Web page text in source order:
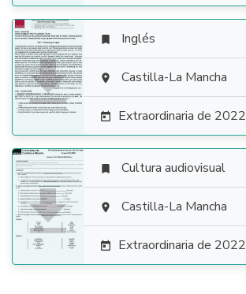

 Inglés
 Castilla-La Mancha
 Extraordinaria de 2022

 Cultura audiovisual
 Castilla-La Mancha
 Extraordinaria de 2022